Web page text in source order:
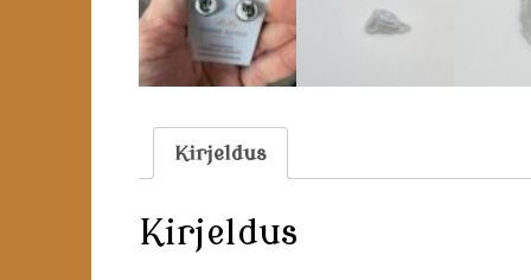
Kirjeldus
Kirjeldus